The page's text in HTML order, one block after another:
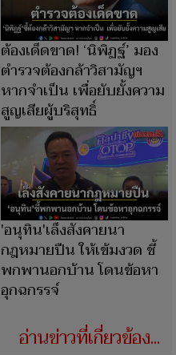
ต้องเด็ดขาด! ‘นิพิฏฐ์’ มอง
ตำรวจต้องกล้าวิสามัญฯ
หากจำเป็น เพื่อยับยั้งความ
สูญเสียผู้บริสุทธิ์
'อนุทิน'เล็งสังคายนา
กฎหมายปืน ให้เข้มงวด ชี้
พกพานอกบ้าน โดนข้อหา
อุกฉกรรจ์
อ่านข่าวที่เกี่ยวข้อง...